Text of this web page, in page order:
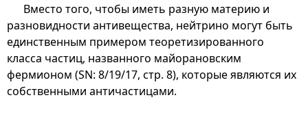
Вместо того, чтобы иметь разную материю и
разновидности антивещества, нейтрино могут быть
единственным примером теоретизированного
класса частиц, названного майорановским
фермионом (SN: 8/19/17, стр. 8), которые являются их
собственными античастицами.